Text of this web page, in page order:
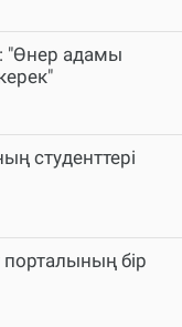
"Өнер адамы
студенттері
порталының бір